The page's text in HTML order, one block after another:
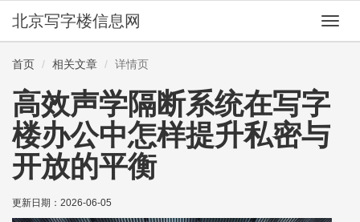
切
换
北京写字楼信息网
首页 相关文章 详情页
高效声学隔断系统在写字
楼办公中怎样提升私密与
开放的平衡
更新日期： 2026-06-05